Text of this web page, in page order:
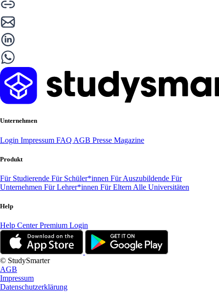
Unternehmen
Login Impressum FAQ AGB Presse Magazine
Produkt
Für Studierende Für Schüler*innen Für Auszubildende Für
Unternehmen Für Lehrer*innen Für Eltern Alle Universitäten
Help
Help CenterPremium Login
© StudySmarter
AGB
Impressum
Datenschutzerklärung